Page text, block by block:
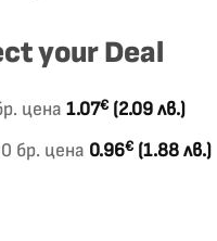
your Deal
цена1.07€ (2.09 лв.)
бр. цена 0.96€ (1.88 лв.)
пластмасово